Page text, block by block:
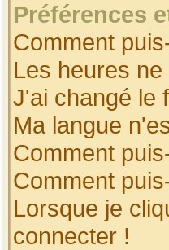
Préférences
Comment
Les heures
J'ai changé le
Ma langue
Comment
Comment
Lorsque je
connecter !